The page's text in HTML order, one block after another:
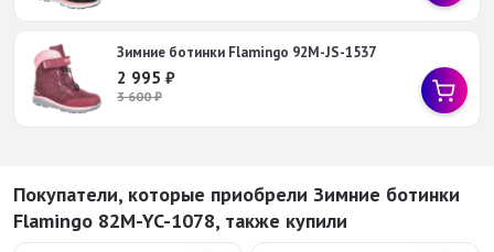
Зимние ботинки Flamingo 92M-JS-1537
2 995 ₽
3 600₽
Покупатели, которые приобрели Зимние ботинки
Flamingo 82M-YC-1078, также купили